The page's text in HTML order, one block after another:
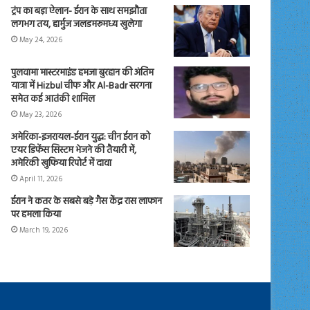
ट्रंप का बड़ा ऐलान- ईरान के साथ समझौता
लगभग तय, हार्मुज जलडमरूमध्य खुलेगा
May 24, 2026
पुलवामा मास्टरमाइंड हमजा बुरहान की अंतिम
यात्रा में Hizbul चीफ और Al-Badr सरगना
समेत कई आतंकी शामिल
May 23, 2026
अमेरिका-इजरायल-ईरान युद्ध: चीन ईरान को
एयर डिफेंस सिस्टम भेजने की तैयारी में,
अमेरिकी खुफिया रिपोर्ट में दावा
April 11, 2026
ईरान ने कतर के सबसे बड़े गैस केंद्र रास लाफान
पर हमला किया
March 19, 2026